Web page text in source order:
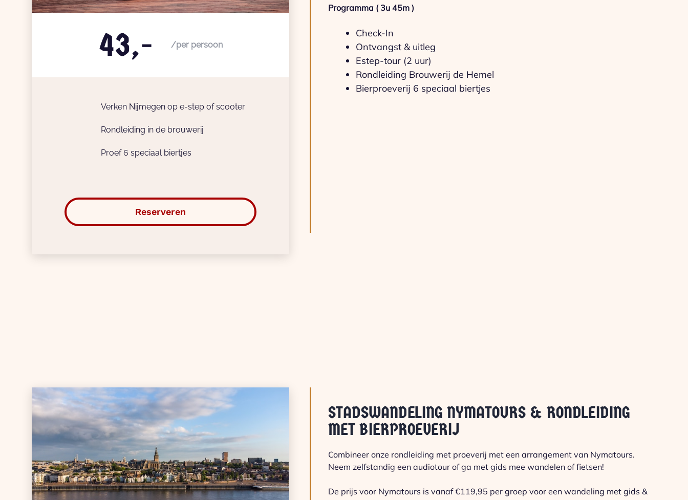
43,- /per persoon
Verken Nijmegen op e-step of scooter
Rondleiding in de brouwerij
Proef 6 speciaal biertjes
Reserveren
Programma ( 3u 45m )
Check-In
Ontvangst & uitleg
Estep-tour (2 uur)
Rondleiding Brouwerij de Hemel
Bierproeverij 6 speciaal biertjes
STADSWANDELING NYMATOURS & RONDLEIDING
MET BIERPROEVERIJ
Combineer onze rondleiding met proeverij met een arrangement van Nymatours.
Neem zelfstandig een audiotour of ga met gids mee wandelen of fietsen!
De prijs voor Nymatours is vanaf €119,95 per groep voor een wandeling met gids &